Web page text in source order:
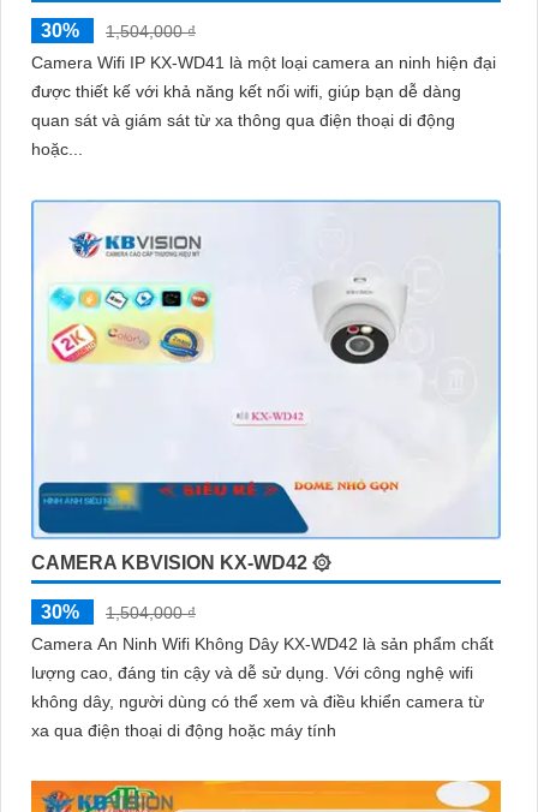
30%
1,504,000 ₫
Camera Wifi IP KX-WD41 là một loại camera an ninh hiện đại
được thiết kế với khả năng kết nối wifi, giúp bạn dễ dàng
quan sát và giám sát từ xa thông qua điện thoại di động
hoặc...
CAMERA KBVISION KX-WD42 ۞
30%
1,504,000 ₫
Camera An Ninh Wifi Không Dây KX-WD42 là sản phẩm chất
lượng cao, đáng tin cậy và dễ sử dụng. Với công nghệ wifi
không dây, người dùng có thể xem và điều khiển camera từ
xa qua điện thoại di động hoặc máy tính